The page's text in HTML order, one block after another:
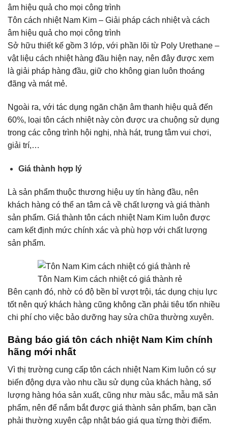
Tôn cách nhiệt Nam Kim – Giải pháp cách nhiệt và cách
âm hiệu quả cho mọi công trình
Sở hữu thiết kế gồm 3 lớp, với phần lõi từ Poly Urethane –
vật liệu cách nhiệt hàng đầu hiện nay, nên đây được xem
là giải pháp hàng đầu, giữ cho không gian luôn thoáng
đãng và mát mẻ.
Ngoài ra, với tác dụng ngăn chặn âm thanh hiệu quả đến
60%, loại tôn cách nhiệt này còn được ưa chuộng sử dụng
trong các công trình hội nghị, nhà hát, trung tâm vui chơi,
giải trí,…
Giá thành hợp lý
Là sản phẩm thuộc thương hiệu uy tín hàng đầu, nên
khách hàng có thể an tâm cả về chất lượng và giá thành
sản phẩm. Giá thành tôn cách nhiệt Nam Kim luôn được
cam kết định mức chính xác và phù hợp với chất lượng
sản phẩm.
Tôn Nam Kim cách nhiệt có giá thành rẻ
Bên cạnh đó, nhờ có độ bền bỉ vượt trội, tác dụng chịu lực
tốt nên quý khách hàng cũng không cần phải tiêu tốn nhiều
chi phí cho việc bảo dưỡng hay sửa chữa thường xuyên.
Bảng báo giá tôn cách nhiệt Nam Kim chính
hãng mới nhất
Vì thị trường cung cấp tôn cách nhiệt Nam Kim luôn có sự
biến động dựa vào nhu cầu sử dụng của khách hàng, số
lượng hàng hóa sản xuất, cũng như màu sắc, mẫu mã sản
phẩm, nên để nắm bắt được giá thành sản phẩm, bạn cần
phải thường xuyên cập nhật báo giá qua từng thời điểm.